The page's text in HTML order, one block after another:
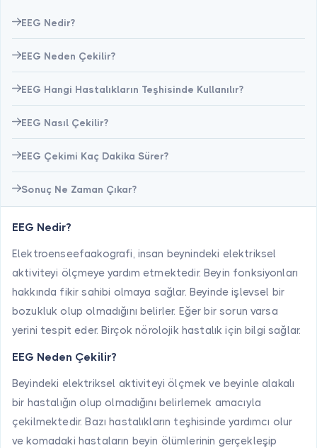
EEG Nedir?
EEG Neden Çekilir?
EEG Hangi Hastalıkların Teşhisinde Kullanılır?
EEG Nasıl Çekilir?
EEG Çekimi Kaç Dakika Sürer?
Sonuç Ne Zaman Çıkar?
EEG Nedir?
Elektroenseefaakografi, insan beynindeki elektriksel
aktiviteyi ölçmeye yardım etmektedir. Beyin fonksiyonları
hakkında fikir sahibi olmaya sağlar. Beyinde işlevsel bir
bozukluk olup olmadığını belirler. Eğer bir sorun varsa
yerini tespit eder. Birçok nörolojik hastalık için bilgi sağlar.
EEG Neden Çekilir?
Beyindeki elektriksel aktiviteyi ölçmek ve beyinle alakalı
bir hastalığın olup olmadığını belirlemek amacıyla
çekilmektedir. Bazı hastalıkların teşhisinde yardımcı olur
ve komadaki hastaların beyin ölümlerinin gerçekleşip